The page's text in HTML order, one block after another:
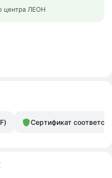
центра ЛЕОН
Сертификат